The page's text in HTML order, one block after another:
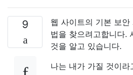
9
웹 사이트의 기본 보
법을 찾으려고합니다.
것을 알고 있습니다.
나는 내가 가질 것이라